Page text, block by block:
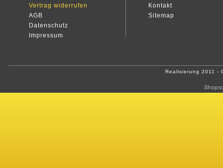
Vertrag widerrufen
AGB
Datenschutz
Impressum
Kontakt
Sitemap
Realisierung 2011 -